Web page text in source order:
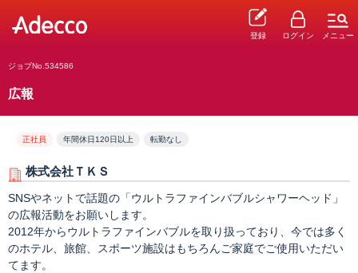
登録 ログイン メニュー
ジョブNo.534586
広報
正社員 年間休日120日以上 転勤なし
株式会社ＴＫＳ
SNSやネットで話題の「ウルトラファインバブルシャワーヘッド」
の広報活動をお願いします。
2012年からウルトラファインバブルを取り扱っており、今では多く
のホテル、旅館、スポーツ施設はもちろんご家庭でご使用いただい
てます。